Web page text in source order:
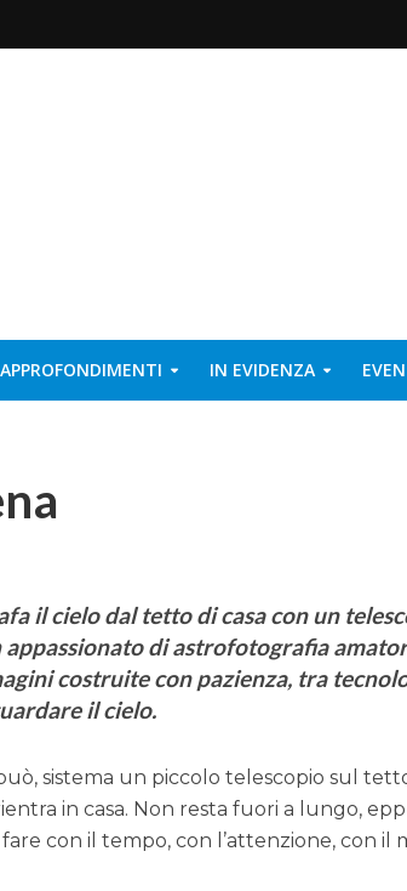
APPROFONDIMENTI IN EVIDENZA
il cielo dal tetto di casa con un
di astrofotografia
costruite con pazienza, tra
il cielo.
sistema un piccolo telescopio sul
in casa. Non resta fuori a lungo,
con il tempo, con l’attenzione, con il